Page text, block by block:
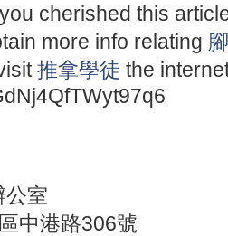
cherished this
more info relating
推拿學徒 the
公室
中港路306號